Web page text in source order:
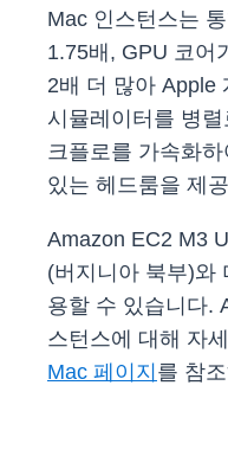
Mac 인스턴스는
1.75배, GPU 코어
2배 더 많아 Apple
시뮬레이터를 병
크플로를 가속화
있는 헤드룸을 제
Amazon EC2 M3
(버지니아 북부)와
용할 수 있습니다.
스턴스에 대해 자
Mac 페이지 를 참